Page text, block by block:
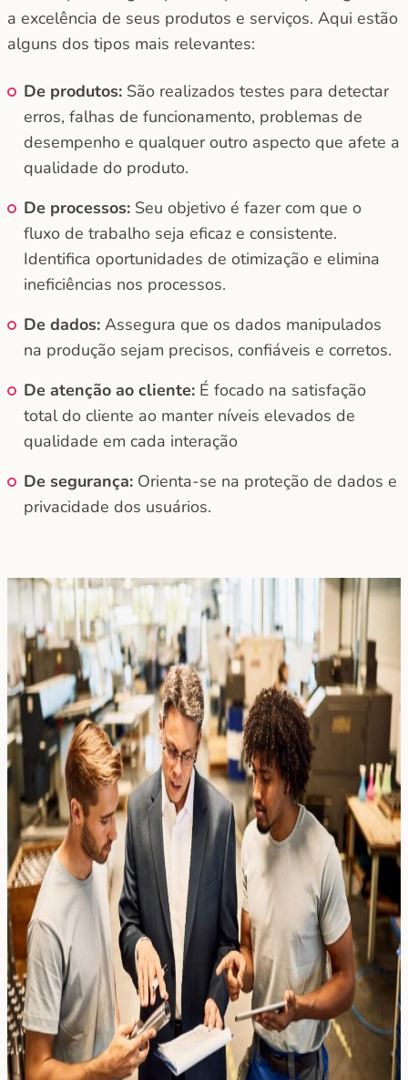
a excelência de seus produtos e serviços. Aqui estão
alguns dos tipos mais relevantes:
De produtos: São realizados testes para detectar
erros, falhas de funcionamento, problemas de
desempenho e qualquer outro aspecto que afete a
qualidade do produto.
De processos: Seu objetivo é fazer com que o
fluxo de trabalho seja eficaz e consistente.
Identifica oportunidades de otimização e elimina
ineficiências nos processos.
De dados: Assegura que os dados manipulados
na produção sejam precisos, confiáveis e corretos.
De atenção ao cliente: É focado na satisfação
total do cliente ao manter níveis elevados de
qualidade em cada interação
De segurança: Orienta-se na proteção de dados e
privacidade dos usuários.